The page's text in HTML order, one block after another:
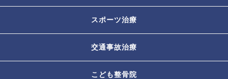
スポーツ治療
交通事故治療
こども整骨院